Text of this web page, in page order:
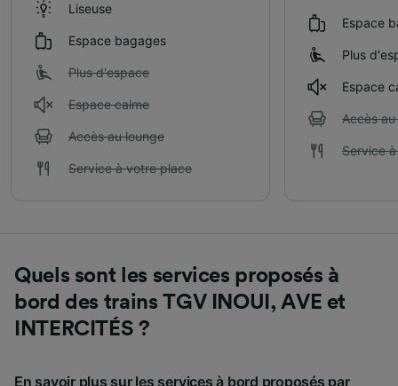
Liseuse
Espace bagages
Plus d'espace
Espace calme
Accès au lounge
Service à votre place
Espace
Plus
Espace
Accès
Service
Quels sont les services proposés à
bord des trains TGV INOUI, AVE et
INTERCITÉS ?
En savoir plus sur les services à bord proposés par